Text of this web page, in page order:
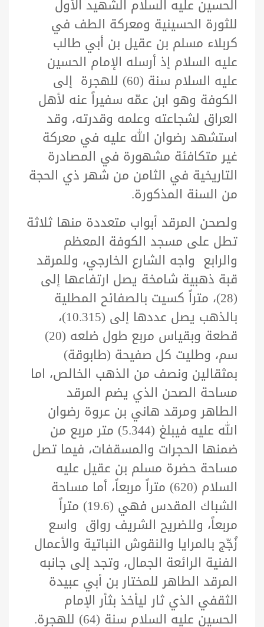
الحسين عليه السلام الشهيد الأول
للثورة الحسينية ومعركة الطف في
كربلاء مسلم بن عقيل بن أبي طالب
عليه السلام إذ أرسله الإمام الحسين
عليه السلام سنة (60) للهجرة إلى
الكوفة وهو ابن عمّه سفيراً عنه لأهل
العراق لشجاعته وعلمه وقدرته، وقد
استشهد رضوان الله عليه في معركة
غير متكافئة مشهورة في المصادرة
التاريخية في الثامن من شهر ذي الحجة
من السنة المذكورة.
ولصحن المرقد أبواب متعددة منها ثلاثة
تطل على مسجد الكوفة المعظم
والرابع واجه الشارع الخارجي، وللمرقد
قبة ذهبية شامخة يصل ارتفاعها إلى
(28)، متراً كسيت بالصفائح المطلية
بالذهب يصل عددها إلى (10.315)،
قطعة وبقياس مربع طول ضلعه (20)
سم، وطليت كل صفيحة (طابوقة)
بمثقالين ونصف من الذهب الخالص، اما
مساحة الصحن الذي يضم المرقد
الطاهر ومرقد هاني بن عروة رضوان
الله عليه فيبلغ (5.344) متر مربع من
ضمنها الحجرات والمسقفات، فيما تصل
مساحة حضرة مسلم بن عقيل عليه
السلام (620) متراً مربعاً، أما مساحة
الشباك المقدس فهي (19.6) متراً
مربعاً، وللضريح الشريف رواق واسع
زُجّج بالمرايا والنقوش النباتية والأعمال
الفنية الرائعة الجمال، وتجد إلى جانبه
المرقد الطاهر للمختار بن أبي عبيدة
الثقفي الذي ثار ليأخذ بثأر الإمام
الحسين عليه السلام سنة (64) للهجرة.